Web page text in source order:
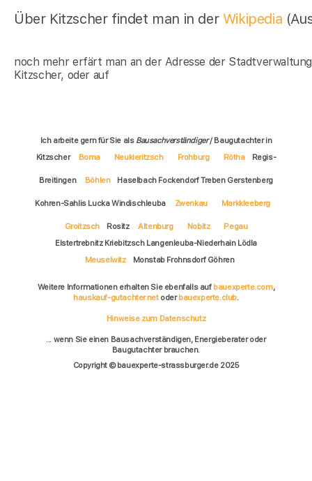
Über Kitzscher findet man in der Wikipedia
noch mehr erfärt man an der Adresse der
Kitzscher, oder auf
Ich arbeite gern für Sie als Bausachverständiger/ Baugutachter in
Kitzscher
Borna Neukieritzsch Frohburg Rötha Regis-
Breitingen Böhlen Haselbach Fockendorf Treben Gerstenberg
Kohren-Sahlis Lucka Windischleuba Zwenkau Markkleeberg
Groitzsch Rositz Altenburg Nobitz
Pegau
Elstertrebnitz Kriebitzsch Langenleuba-Niederhain Lödla
Meuselwitz
Monstab Frohnsdorf Göhren
Weitere Informationen erhalten Sie ebenfalls auf bauexperte.com,
hauskauf-gutachter.netoderbauexperte.club.
Hinweise zum Datenschutz
... wenn Sie einen Bausachverständigen, Energieberater oder
Baugutachter brauchen.
Copyright © bauexperte-strassburger.de 2025